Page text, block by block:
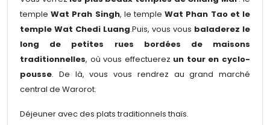
templeWat Prah Singh, le templeWat Phan Tao et le
temple Wat Chedi Luang.Puis, vous vous baladerez le
long de petites rues bordées de maisons
traditionnelles, où vous effectuerez un tour en cyclo-
pousse. De là, vous vous rendrez au grand marché
central de Warorot.
Déjeuner avec des plats traditionnels thaïs.